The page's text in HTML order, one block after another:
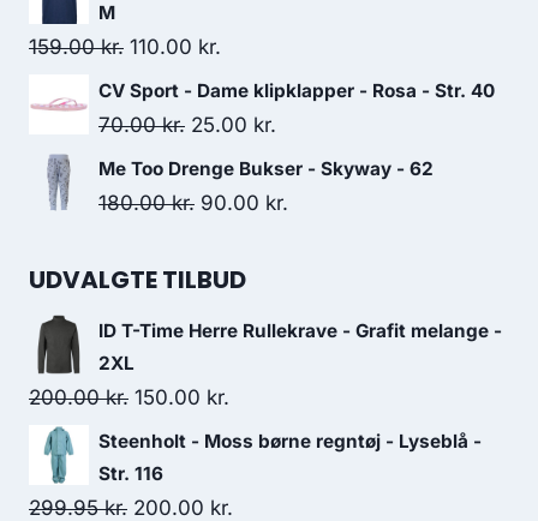
180.00 kr..
M
159.00kr. Original
price
was:
110.00 kr.
price
is:
CV Sport - Dame klipklapper - Rosa - Str. 40
70.00kr. Original
price
was:
25.00 kr.
price
is:
Me Too Drenge Bukser - Skyway - 62
180.00kr. Original
was:
90.00 kr.
UDVALGTE TILBUD
ID T-Time Herre Rullekrave - Grafit melange -
2XL
200.00kr. Original
price
was:
200.00 kr..
150.00 kr.
price
Steenholt - Moss børne regntøj - Lyseblå -
Str. 116
299.95kr. Original
200.00 kr.